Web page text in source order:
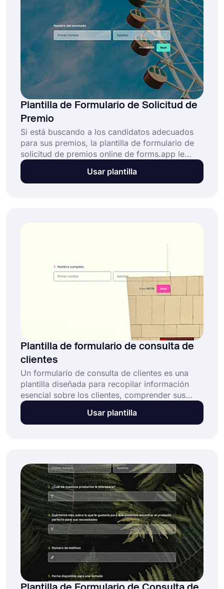
Plantilla de Formulario de Solicitud de
Premio
Si está buscando a los candidatos adecuados
para sus premios, la plantilla de formulario de
solicitud de premios online de forms.app le
ofrece la solución perfecta. Con un formulario
de solicitud de premio, las personas pueden
Usar plantilla
Plantilla de formulario de consulta de
clientes
Un formulario de consulta de clientes es una
plantilla diseñada para recopilar información
esencial sobre los clientes, comprender sus
necesidades, preferencias y programar citas.
Este formulario de consulta de clientes en línea
Usar plantilla